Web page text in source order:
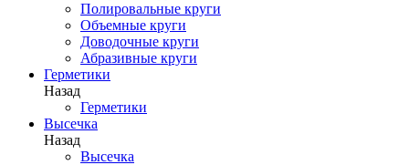
Полировальные круги
Объемные круги
Доводочные круги
Абразивные круги
Герметики
Назад
Герметики
Высечка
Назад
Высечка